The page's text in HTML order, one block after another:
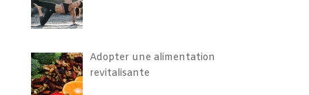
Adopter une alimentation
revitalisante